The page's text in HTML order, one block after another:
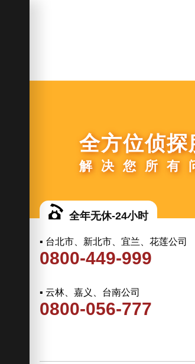
全方位侦探
解决您所有
全年无休-24小时
▪ 台北市、新北市、宜兰、花莲公司
0800-449-999
▪ 云林、嘉义、台南公司
0800-056-777